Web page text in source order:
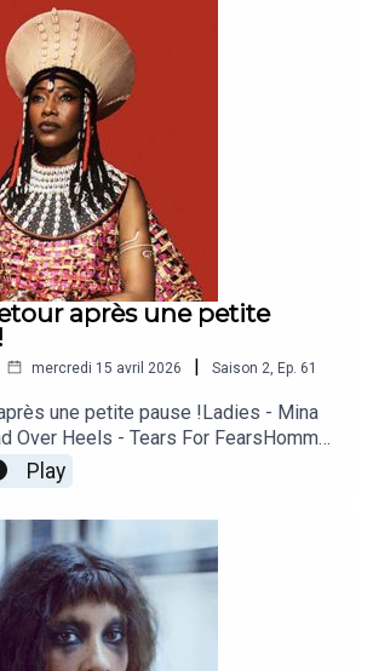
CarltonSur la plage - Laura
is the KitConstant - Kate Boy
après une petite
mercredi 15 avril 2026 | Saison 2, Ep. 61
une petite pause !Ladies - Mina
Over Heels - Tears For FearsHomme
- Flora FishbachA Night In
FitzgeraldFala - Fatoumata
- Massive AttackThe Ride - Joan
Play